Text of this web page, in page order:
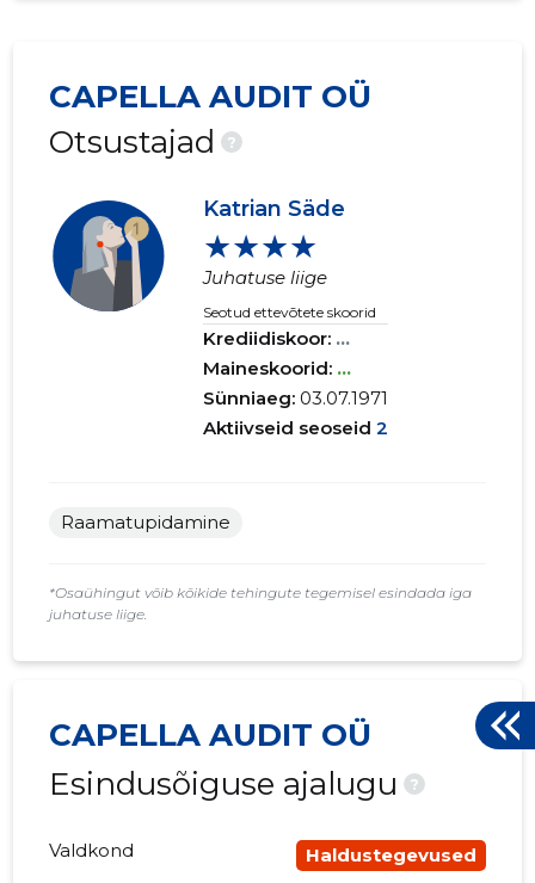
CAPELLA AUDIT OÜ
Otsustajad
?
Katrian Säde
★★★★
Juhatuse liige
Seotud ettevõtete skoorid
Krediidiskoor: ...
Maineskoorid: ...
Sünniaeg:03.07.1971
Aktiivseid seoseid 2
Raamatupidamine
*Osaühingut võib kõikide tehingute tegemisel esindada iga
juhatuse liige.
CAPELLA AUDIT OÜ
Esindusõiguse ajalugu
?
Valdkond
Haldustegevused